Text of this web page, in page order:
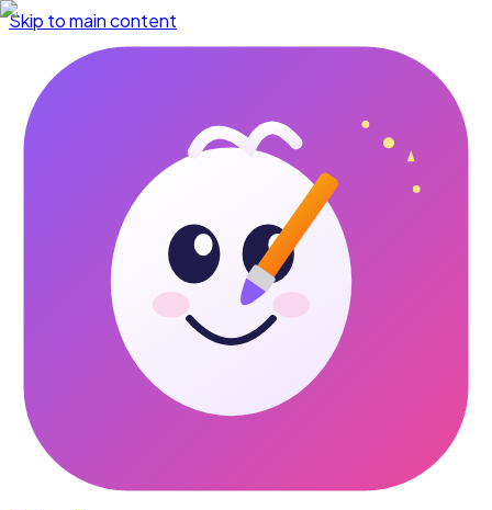
Skip to main content